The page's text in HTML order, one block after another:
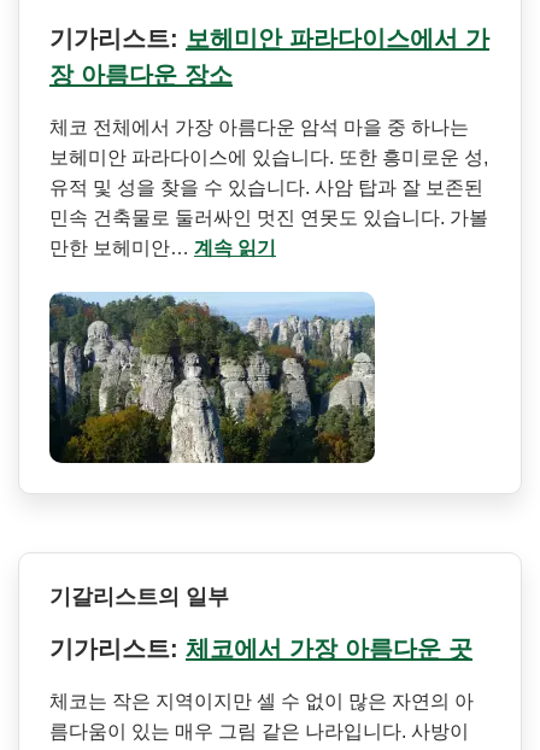
기가리스트: 보헤미안 파라다이스에서 가
장 아름다운 장소
체코 전체에서 가장 아름다운 암석 마을 중 하나는
보헤미안 파라다이스에 있습니다. 또한 흥미로운 성,
유적 및 성을 찾을 수 있습니다. 사암 탑과 잘 보존된
민속 건축물로 둘러싸인 멋진 연못도 있습니다. 가볼
만한 보헤미안… 계속 읽기
기갈리스트의 일부
기가리스트: 체코에서 가장 아름다운 곳
체코는 작은 지역이지만 셀 수 없이 많은 자연의 아
름다움이 있는 매우 그림 같은 나라입니다. 사방이